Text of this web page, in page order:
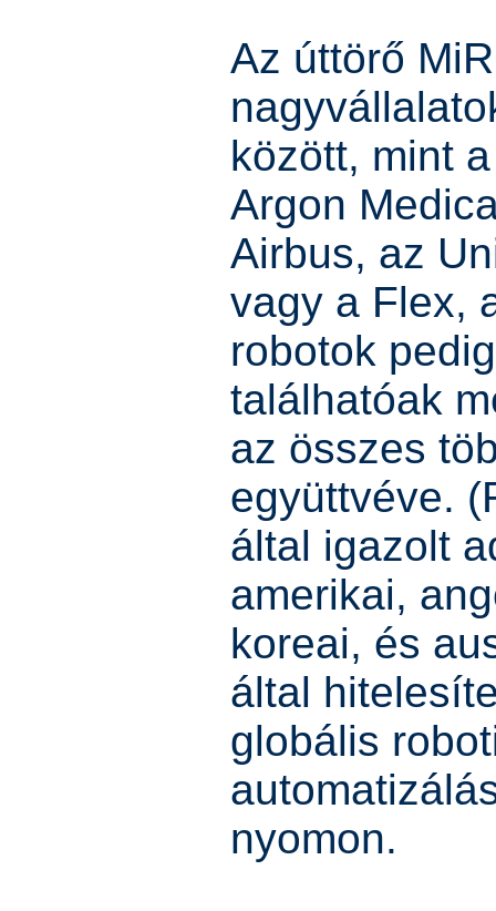
Az úttörő
között, mint
Argon
Airbus, az
vagy a Flex,
robotok
találhatóak
az összes
együttvéve.
által igazolt
amerikai,
koreai, és
által
globális
nyomon.